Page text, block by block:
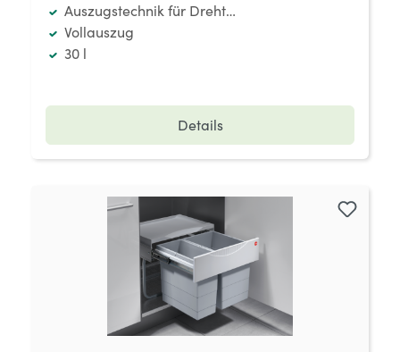
Auszugstechnik für Drehtüren
Vollauszug
30 l
Details